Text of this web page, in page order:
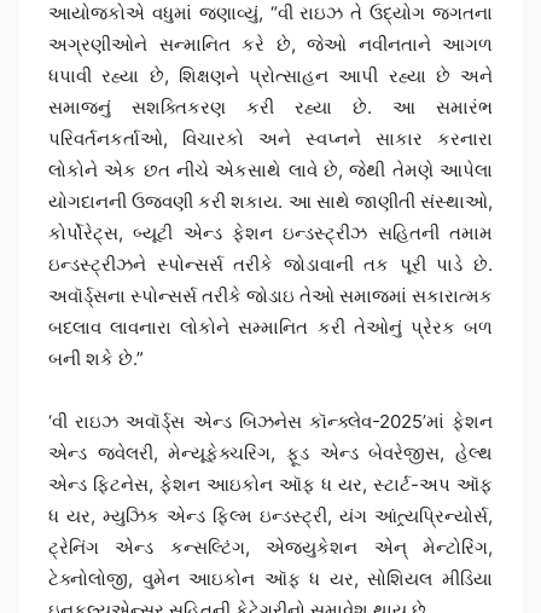
આયોજકોએ વધુમાં જણાવ્યું, “વી રાઇઝ તે ઉદ્યોગ જગતના
અગ્રણીઓને સન્માનિત કરે છે, જેઓ નવીનતાને આગળ
ધપાવી રહ્યા છે, શિક્ષણને પ્રોત્સાહન આપી રહ્યા છે અને
સમાજનું સશક્તિકરણ કરી રહ્યા છે. આ સમારંભ
પરિવર્તનકર્તાઓ, વિચારકો અને સ્વપ્નને સાકાર કરનારા
લોકોને એક છત નીચે એકસાથે લાવે છે, જેથી તેમણે આપેલા
યોગદાનની ઉજવણી કરી શકાય. આ સાથે જાણીતી સંસ્થાઓ,
કોર્પોરેટ્સ, બ્યૂટી એન્ડ ફેશન ઇન્ડસ્ટ્રીઝ સહિતની તમામ
ઇન્ડસ્ટ્રીઝને સ્પોન્સર્સ તરીકે જોડાવાની તક પૂરી પાડે છે.
અવૉર્ડ્સના સ્પોન્સર્સ તરીકે જોડાઇ તેઓ સમાજમાં સકારાત્મક
બદલાવ લાવનારા લોકોને સમ્માનિત કરી તેઓનું પ્રેરક બળ
બની શકે છે.”
‘વી રાઇઝ અવૉર્ડ્સ એન્ડ બિઝનેસ કૉન્ક્લેવ-2025’માં ફેશન
એન્ડ જ્વેલરી, મેન્યૂફેક્ચરિંગ, ફૂડ એન્ડ બેવરેજીસ, હેલ્થ
એન્ડ ફિટનેસ, ફેશન આઇકોન ઑફ ધ યર, સ્ટાર્ટ-અપ ઑફ
ધ યર, મ્યુઝિક એન્ડ ફિલ્મ ઇન્ડસ્ટ્રી, યંગ આંત્ર્યપ્રિન્યોર્સ,
ટ્રેનિંગ એન્ડ કન્સલ્ટિંગ, એજ્યુકેશન એન્ મેન્ટોરિંગ,
ટેક્નોલોજી, વુમેન આઇકોન ઑફ ધ યર, સોશિયલ મીડિયા